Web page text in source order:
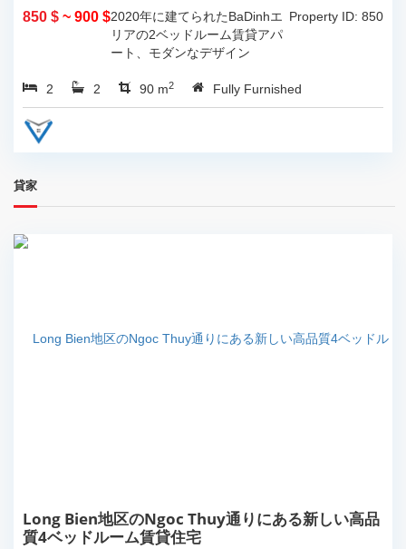
850 $ ~ 900 $ Property ID: 850
2020年に建てられたBaDinhエ
リアの2ベッドルーム賃貸アパ
ート、モダンなデザイン
2 2 90 m2 Fully Furnished
貸家
Long Bien地区のNgoc Thuy通りにある新しい高品
質4ベッドルーム賃貸住宅